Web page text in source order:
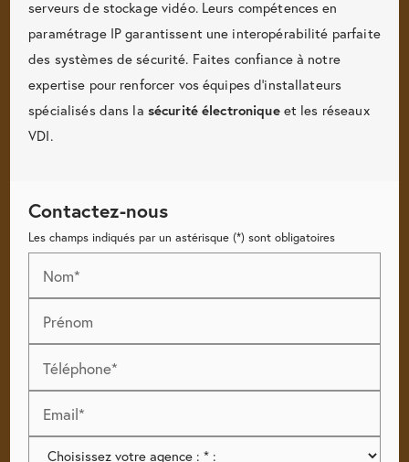
serveurs de stockage vidéo. Leurs compétences en
paramétrage IP garantissent une interopérabilité parfaite
des systèmes de sécurité. Faites confiance à notre
expertise pour renforcer vos équipes d'installateurs
spécialisés dans la sécurité électroniqueet les réseaux
VDI.
Contactez-nous
Les champs indiqués par un astérisque (*) sont obligatoires
Nom*
Prénom
Téléphone*
Email*